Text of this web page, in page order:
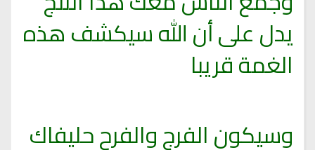
يدل على أن الله سيكشف هذه
الغمة قريبا
وسيكون الفرج والفرح حليفاك